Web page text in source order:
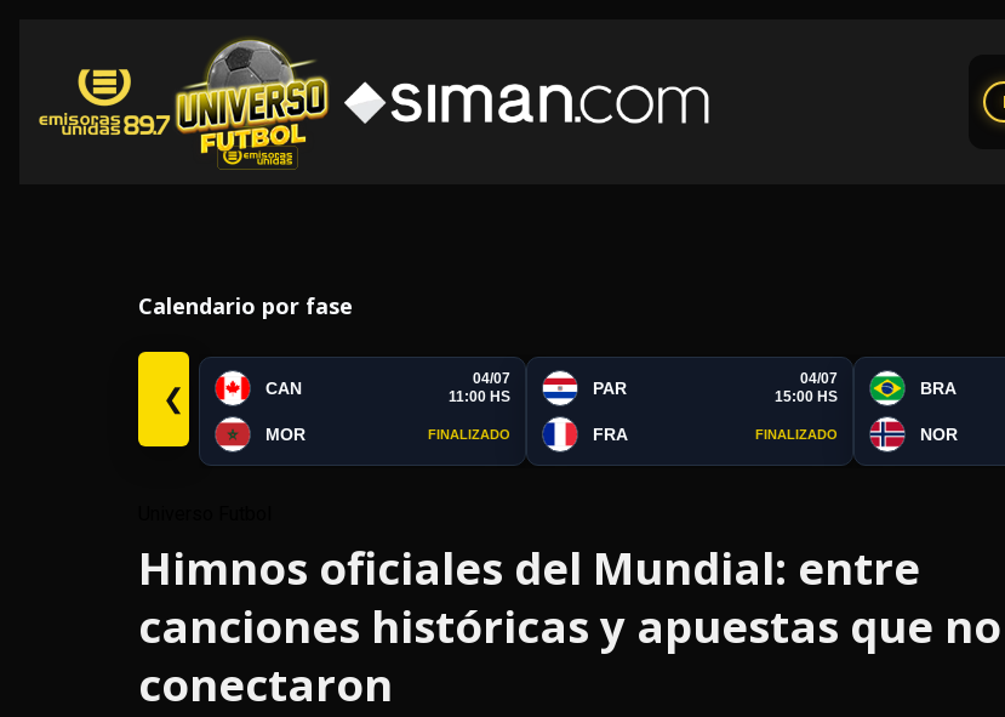
Calendario por fase
❮ CAN
04/07
11:00 HS
MOR FINALIZADO
PAR
04/07
15:00 HS
FRA FINALIZADO
BRA
NOR
Himnos oficiales del Mundial: entre
canciones históricas y apuestas que no
conectaron